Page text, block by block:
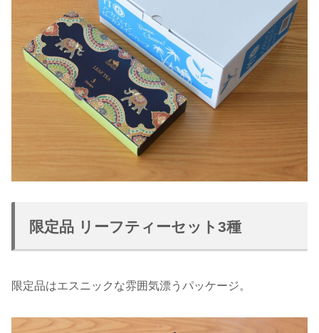
限定品 リーフティーセット3種
限定品はエスニックな雰囲気漂うパッケージ。